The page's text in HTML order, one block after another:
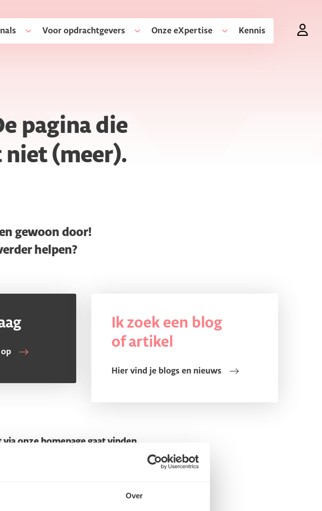
Over
Voor opdrachtgevers Onze eXpertise Kennis
pagina die
niet (meer).
gewoon door!
helpen?
Ik zoek een blog
of artikel
Hier vind je blogs en nieuws
onze homepage gaat vinden.